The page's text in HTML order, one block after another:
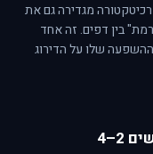
מגדירה גם את
בין דפים. זה אחד
שלו על הדירוג